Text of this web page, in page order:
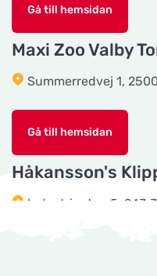
Solbjerg Plantagevej 3
Josefines sadlar
Hova 1
Gå till hemsidan
Maxi Zoo Valby
Summerredvej 1,
Gå till hemsidan
Håkansson's
Industrigatan 5, 243